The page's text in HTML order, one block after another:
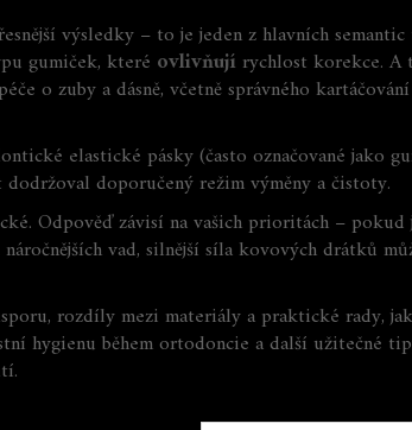
výsledky – to je jeden z hlavních
gumiček, které ovlivňují rychlost korekce.
o zuby a dásně, včetně správného
elastické pásky (často označované jako
doporučený režim výměny a čistoty.
Odpověď závisí na vašich prioritách – pokud
vad, silnější síla kovových drátků
rozdíly mezi materiály a praktické rady,
hygienu během ortodoncie a další užitečné